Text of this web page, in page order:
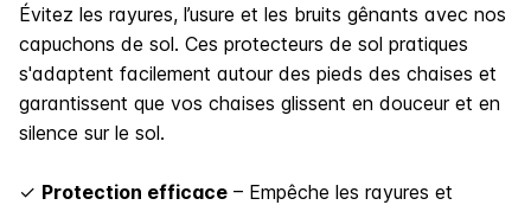
Évitez les rayures, l’usure et les bruits gênants avec nos
capuchons de sol. Ces protecteurs de sol pratiques
s'adaptent facilement autour des pieds des chaises et
garantissent que vos chaises glissent en douceur et en
silence sur le sol.
✓ Protection efficace – Empêche les rayures et